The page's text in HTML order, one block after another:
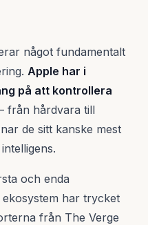
något fundamentalt
Apple har i
på att kontrollera
från hårdvara till
de sitt kanske mest
och enda
har trycket
från The Verge